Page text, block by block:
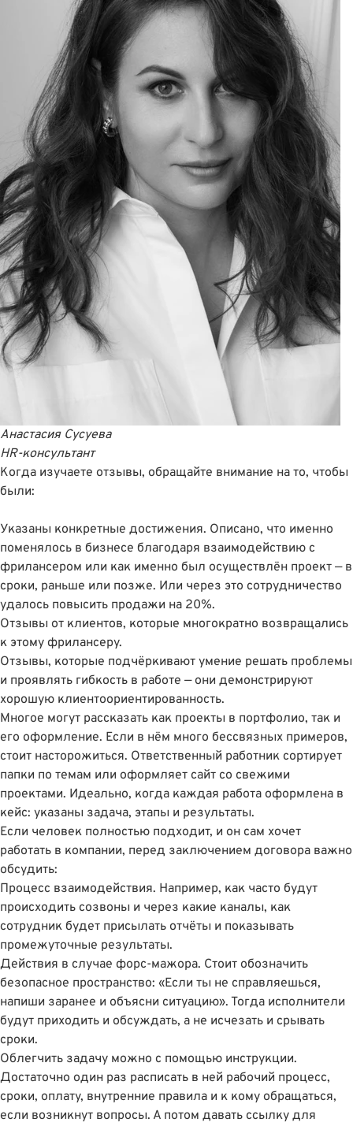
Анастасия Сусуева
HR-консультант
Когда изучаете отзывы, обращайте внимание на то, чтобы
были:
Указаны конкретные достижения. Описано, что именно
поменялось в бизнесе благодаря взаимодействию с
фрилансером или как именно был осуществлён проект — в
сроки, раньше или позже. Или через это сотрудничество
удалось повысить продажи на 20%.
Отзывы от клиентов, которые многократно возвращались
к этому фрилансеру.
Отзывы, которые подчёркивают умение решать проблемы
и проявлять гибкость в работе — они демонстрируют
хорошую клиентоориентированность.
Многое могут рассказать как проекты в портфолио, так и
его оформление. Если в нём много бессвязных примеров,
стоит насторожиться. Ответственный работник сортирует
папки по темам или оформляет сайт со свежими
проектами. Идеально, когда каждая работа оформлена в
кейс: указаны задача, этапы и результаты.
Если человек полностью подходит, и он сам хочет
работать в компании, перед заключением договора важно
обсудить:
Процесс взаимодействия. Например, как часто будут
происходить созвоны и через какие каналы, как
сотрудник будет присылать отчёты и показывать
промежуточные результаты.
Действия в случае форс-мажора. Стоит обозначить
безопасное пространство: «Если ты не справляешься,
напиши заранее и объясни ситуацию». Тогда исполнители
будут приходить и обсуждать, а не исчезать и срывать
сроки.
Облегчить задачу можно с помощью инструкции.
Достаточно один раз расписать в ней рабочий процесс,
сроки, оплату, внутренние правила и к кому обращаться,
если возникнут вопросы. А потом давать ссылку для